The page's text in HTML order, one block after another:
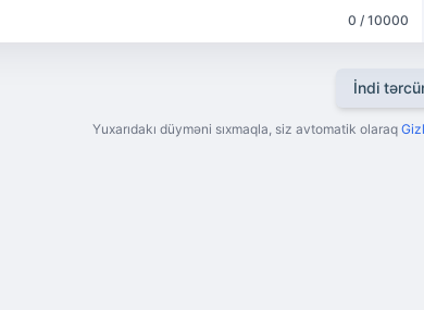
0 / 10000
İndi
Yuxarıdakı düyməni sıxmaqla, siz avtomatik olaraq